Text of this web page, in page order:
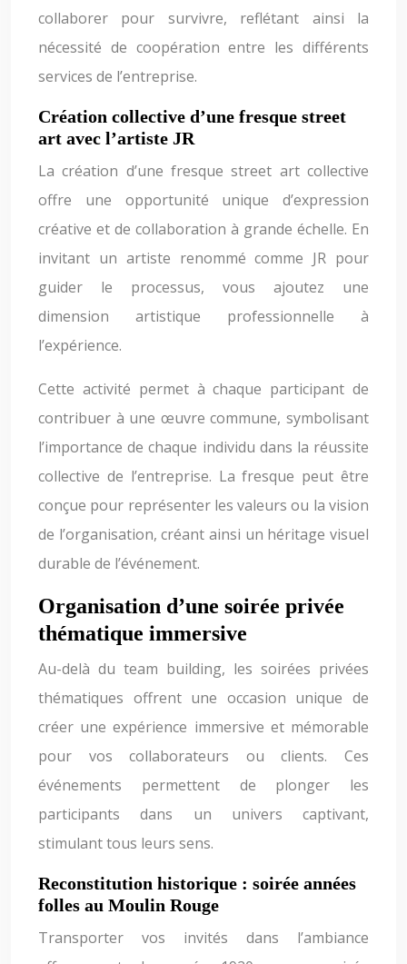
collaborer pour survivre, reflétant ainsi la
nécessité de coopération entre les différents
services de l’entreprise.
Création collective d’une fresque street
art avec l’artiste JR
La création d’une fresque street art collective
offre une opportunité unique d’expression
créative et de collaboration à grande échelle. En
invitant un artiste renommé comme JR pour
guider le processus, vous ajoutez une
dimension artistique professionnelle à
l’expérience.
Cette activité permet à chaque participant de
contribuer à une œuvre commune, symbolisant
l’importance de chaque individu dans la réussite
collective de l’entreprise. La fresque peut être
conçue pour représenter les valeurs ou la vision
de l’organisation, créant ainsi un héritage visuel
durable de l’événement.
Organisation d’une soirée privée
thématique immersive
Au-delà du team building, les soirées privées
thématiques offrent une occasion unique de
créer une expérience immersive et mémorable
pour vos collaborateurs ou clients. Ces
événements permettent de plonger les
participants dans un univers captivant,
stimulant tous leurs sens.
Reconstitution historique : soirée années
folles au Moulin Rouge
Transporter vos invités dans l’ambiance